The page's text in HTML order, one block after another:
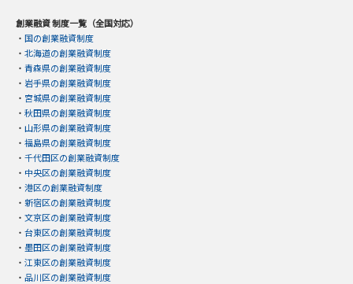
創業融資 制度一覧（全国対応）
・ 国の創業融資制度
・ 北海道の創業融資制度
・ 青森県の創業融資制度
・ 岩手県の創業融資制度
・ 宮城県の創業融資制度
・ 秋田県の創業融資制度
・ 山形県の創業融資制度
・ 福島県の創業融資制度
・ 千代田区の創業融資制度
・ 中央区の創業融資制度
・ 港区の創業融資制度
・ 新宿区の創業融資制度
・ 文京区の創業融資制度
・ 台東区の創業融資制度
・ 墨田区の創業融資制度
・ 江東区の創業融資制度
・ 品川区の創業融資制度